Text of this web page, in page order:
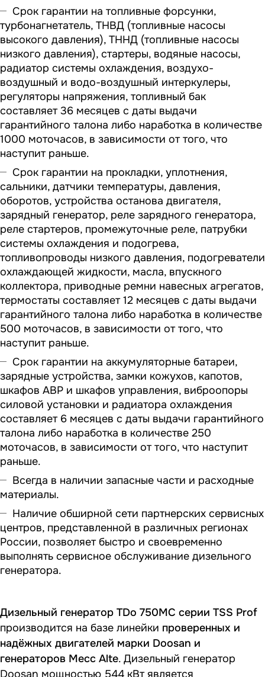
Срок гарантии на топливные форсунки,
турбонагнетатель, ТНВД (топливные насосы
высокого давления), ТННД (топливные насосы
низкого давления), стартеры, водяные насосы,
радиатор системы охлаждения, воздухо-
воздушный и водо-воздушный интеркулеры,
регуляторы напряжения, топливный бак
составляет 36 месяцев с даты выдачи
гарантийного талона либо наработка в количестве
1000 моточасов, в зависимости от того, что
наступит раньше.
Срок гарантии на прокладки, уплотнения,
сальники, датчики температуры, давления,
оборотов, устройства останова двигателя,
зарядный генератор, реле зарядного генератора,
реле стартеров, промежуточные реле, патрубки
системы охлаждения и подогрева,
топливопроводы низкого давления, подогреватели
охлаждающей жидкости, масла, впускного
коллектора, приводные ремни навесных агрегатов,
термостаты составляет 12 месяцев с даты выдачи
гарантийного талона либо наработка в количестве
500 моточасов, в зависимости от того, что
наступит раньше.
Срок гарантии на аккумуляторные батареи,
зарядные устройства, замки кожухов, капотов,
шкафов АВР и шкафов управления, виброопоры
силовой установки и радиатора охлаждения
составляет 6 месяцев с даты выдачи гарантийного
талона либо наработка в количестве 250
моточасов, в зависимости от того, что наступит
раньше.
Всегда в наличии запасные части и расходные
материалы.
Наличие обширной сети партнерских сервисных
центров, представленной в различных регионах
России, позволяет быстро и своевременно
выполнять сервисное обслуживание дизельного
генератора.
Дизельный генератор TDo 750MC серии TSS Prof
производится на базе линейки проверенных и
надёжных двигателей марки Doosan и
генераторов Mecc Alte. Дизельный генератор
Doosan мощностью 544 кВт является